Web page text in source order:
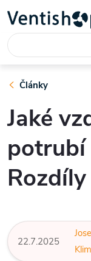
obsah
Články
Jaké
potrubí
22.7.2025